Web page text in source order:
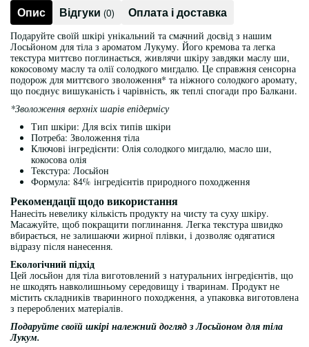
Опис Відгуки (0) Оплата і доставка
Подаруйте своїй шкірі унікальний та смачний досвід з нашим
Лосьйоном для тіла з ароматом Лукуму. Його кремова та легка
текстура миттєво поглинається, живлячи шкіру завдяки маслу ши,
кокосовому маслу та олії солодкого мигдалю. Це справжня сенсорна
подорож для миттєвого зволоження* та ніжного солодкого аромату,
що поєднує вишуканість і чарівність, як теплі спогади про Балкани.
*Зволоження верхніх шарів епідермісу
Тип шкіри: Для всіх типів шкіри
Потреба: Зволоження тіла
Ключові інгредієнти: Олія солодкого мигдалю, масло ши,
кокосова олія
Текстура: Лосьйон
Формула: 84% інгредієнтів природного походження
Рекомендації щодо використання
Нанесіть невелику кількість продукту на чисту та суху шкіру.
Масажуйте, щоб покращити поглинання. Легка текстура швидко
вбирається, не залишаючи жирної плівки, і дозволяє одягатися
відразу після нанесення.
Екологічний підхід
Цей лосьйон для тіла виготовлений з натуральних інгредієнтів, що
не шкодять навколишньому середовищу і тваринам. Продукт не
містить складників тваринного походження, а упаковка виготовлена
з перероблених матеріалів.
Подаруйте своїй шкірі належний догляд з Лосьйоном для тіла
Лукум.